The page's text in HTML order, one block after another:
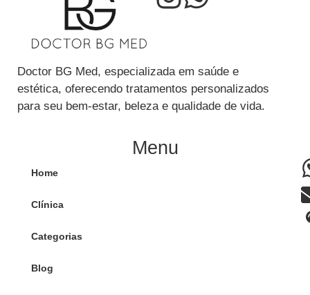
Doctor BG Med, especializada em saúde e
estética, oferecendo tratamentos personalizados
para seu bem-estar, beleza e qualidade de vida.
Menu
Home
Clínica
Categorias
Blog